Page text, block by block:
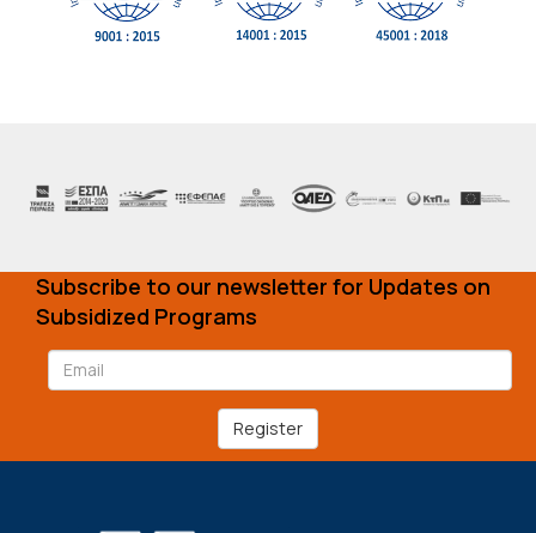
Subscribe to our newsletter for Updates on
Subsidized Programs
Register